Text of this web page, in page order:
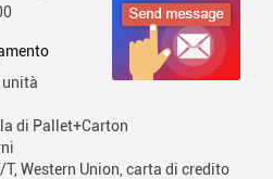
di Pallet+Carton
Western Union, carta di credito